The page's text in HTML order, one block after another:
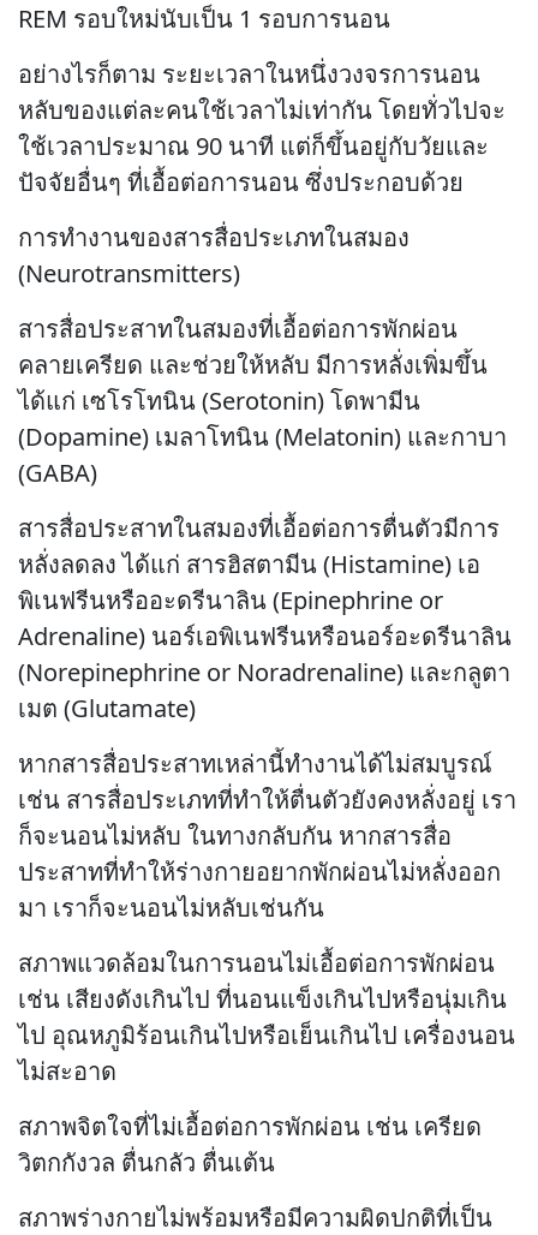
REM รอบใหม่นับเป็น 1 รอบการนอน
อย่างไรก็ตาม ระยะเวลาในหนึ่งวงจรการนอน
หลับของแต่ละคนใช้เวลาไม่เท่ากัน โดยทั่วไปจะ
ใช้เวลาประมาณ 90 นาที แต่ก็ขึ้นอยู่กับวัยและ
ปัจจัยอื่นๆ ที่เอื้อต่อการนอน ซึ่งประกอบด้วย
การทำงานของสารสื่อประเภทในสมอง
(Neurotransmitters)
สารสื่อประสาทในสมองที่เอื้อต่อการพักผ่อน
คลายเครียด และช่วยให้หลับ มีการหลั่งเพิ่มขึ้น
ได้แก่ เซโรโทนิน (Serotonin) โดพามีน
(Dopamine) เมลาโทนิน (Melatonin) และกาบา
(GABA)
สารสื่อประสาทในสมองที่เอื้อต่อการตื่นตัวมีการ
หลั่งลดลง ได้แก่ สารฮิสตามีน (Histamine) เอ
พิเนฟรีนหรืออะดรีนาลิน (Epinephrine or
Adrenaline) นอร์เอพิเนฟรีนหรือนอร์อะดรีนาลิน
(Norepinephrine or Noradrenaline) และกลูตา
เมต (Glutamate)
หากสารสื่อประสาทเหล่านี้ทำงานได้ไม่สมบูรณ์
เช่น สารสื่อประเภทที่ทำให้ตื่นตัวยังคงหลั่งอยู่ เรา
ก็จะนอนไม่หลับ ในทางกลับกัน หากสารสื่อ
ประสาทที่ทำให้ร่างกายอยากพักผ่อนไม่หลั่งออก
มา เราก็จะนอนไม่หลับเช่นกัน
สภาพแวดล้อมในการนอนไม่เอื้อต่อการพักผ่อน
เช่น เสียงดังเกินไป ที่นอนแข็งเกินไปหรือนุ่มเกิน
ไป อุณหภูมิร้อนเกินไปหรือเย็นเกินไป เครื่องนอน
ไม่สะอาด
สภาพจิตใจที่ไม่เอื้อต่อการพักผ่อน เช่น เครียด
วิตกกังวล ตื่นกลัว ตื่นเต้น
สภาพร่างกายไม่พร้อมหรือมีความผิดปกติที่เป็น